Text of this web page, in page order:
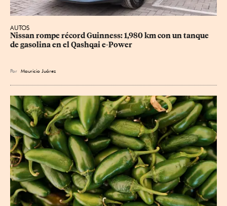
AUTOS
Nissan rompe récord Guinness: 1,980 km con un tanque
de gasolina en el Qashqai e-Power
Por Mauricio Juárez